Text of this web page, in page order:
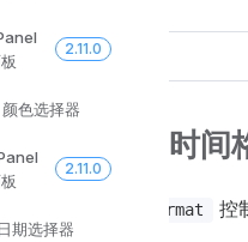
2.11.0
色选择器
2.11.0
期选择器
中的日期和时间
time-format 控